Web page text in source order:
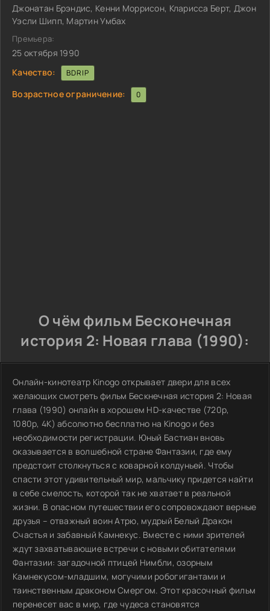
Джонатан Брэндис, Кенни Моррисон, Кларисса Берт, Джон
Уэсли Шипп, Мартин Умбах
Премьера:
25 октября 1990
Качество:
BDRIP
Возрастное ограничение: 0
О чём фильм Бесконечная
история 2: Новая глава (1990):
Онлайн-кинотеатр Kinogo открывает двери для всех
желающих смотреть фильм Бескнечная история 2: Новая
глава (1990) онлайн в хорошем HD-качестве (720p,
1080p, 4K) абсолютно бесплатно на Kinogo и без
необходимости регистрации. Юный Бастиан вновь
оказывается в волшебной стране Фантазии, где ему
предстоит столкнуться с коварной колдуньей. Чтобы
спасти этот удивительный мир, мальчику придется найти
в себе смелость, которой так не хватает в реальной
жизни. В опасном путешествии его сопровождают верные
друзья – отважный воин Атрю, мудрый Белый Дракон
Счастья и забавный Камнекус. Вместе с ними зрителей
ждут захватывающие встречи с новыми обитателями
Фантазии: загадочной птицей Нимбли, озорным
Камнекусом-младшим, могучими робогигантами и
таинственным драконом Смергом. Этот красочный фильм
перенесет вас в мир, где чудеса становятся